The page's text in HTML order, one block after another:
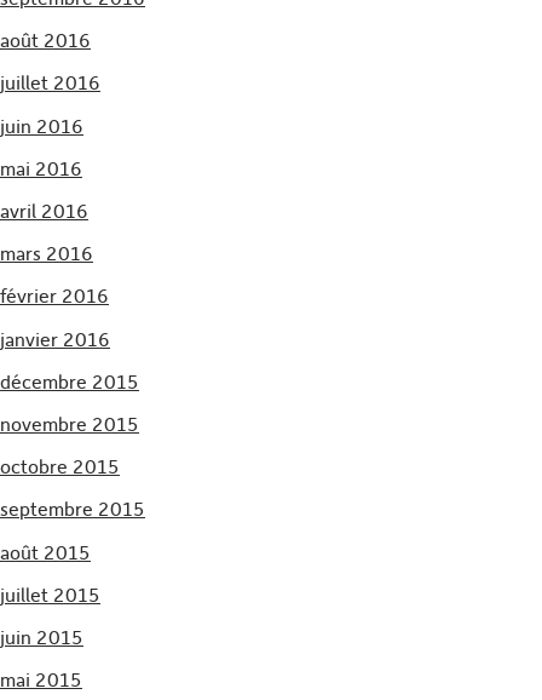
août 2016
juillet 2016
juin 2016
mai 2016
avril 2016
mars 2016
février 2016
janvier 2016
décembre 2015
novembre 2015
octobre 2015
septembre 2015
août 2015
juillet 2015
juin 2015
mai 2015